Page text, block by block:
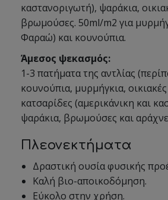
καστανοριγωτή), ψαράκια,
βρωμούσες. 50ml/m2 για
Φαραώ) και κουνούπια.
Άμεσος ψεκασμός:
1-3 πατήματα της αντλίας
κουνούπια, μυρμήγκια,
κατσαρίδες (αμερικάνικη και
ψαράκια, βρωμούσες και
Πλεονεκτήματα
Δραστική ουσία φυσικής
Καλή βιο-αποικοδόμηση.
Εύκολο στην χρήση.